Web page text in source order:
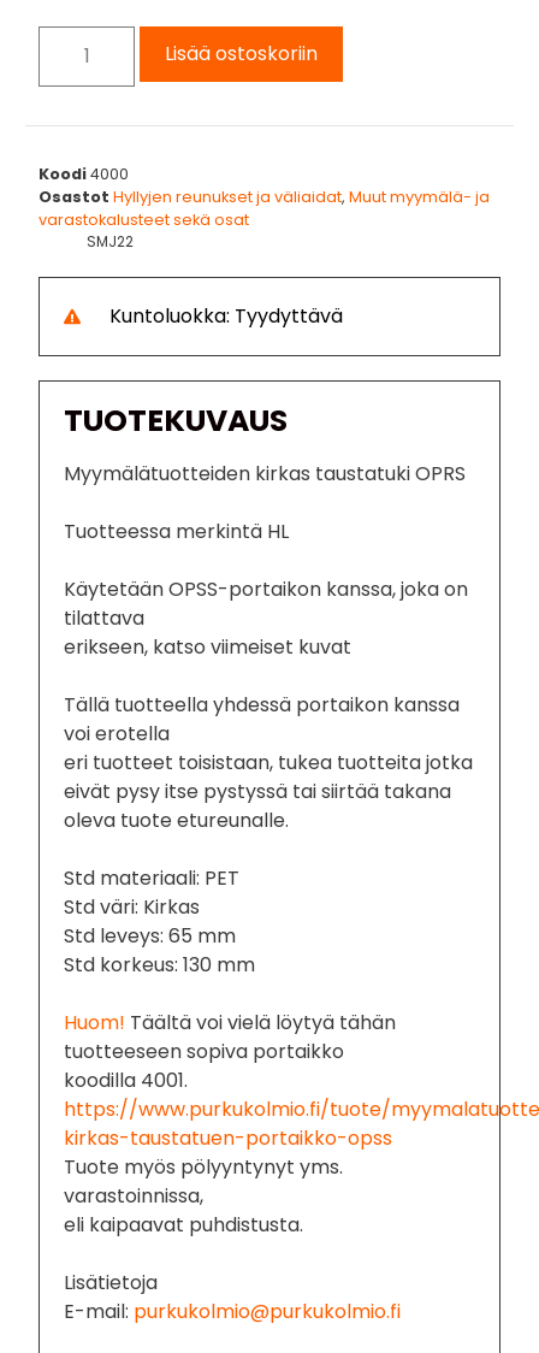
Lisää ostoskoriin
Koodi4000
Osastot Hyllyjen reunukset ja väliaidat,Muut myymälä- ja
varastokalusteet sekä osat
SMJ22
Kuntoluokka: Tyydyttävä
TUOTEKUVAUS
Myymälätuotteiden kirkas taustatuki OPRS
Tuotteessa merkintä HL
Käytetään OPSS-portaikon kanssa, joka on
tilattava
erikseen, katso viimeiset kuvat
Tällä tuotteella yhdessä portaikon kanssa
voi erotella
eri tuotteet toisistaan, tukea tuotteita jotka
eivät pysy itse pystyssä tai siirtää takana
oleva tuote etureunalle.
Std materiaali: PET
Std väri: Kirkas
Std leveys: 65 mm
Std korkeus: 130 mm
Huom! Täältä voi vielä löytyä tähän
tuotteeseen sopiva portaikko
koodilla 4001.
https://www.purkukolmio.fi/tuote/
kirkas-taustatuen-portaikko-opss
Tuote myös pölyyntynyt yms.
varastoinnissa,
eli kaipaavat puhdistusta.
Lisätietoja
E-mail: purkukolmio@purkukolmio.fi